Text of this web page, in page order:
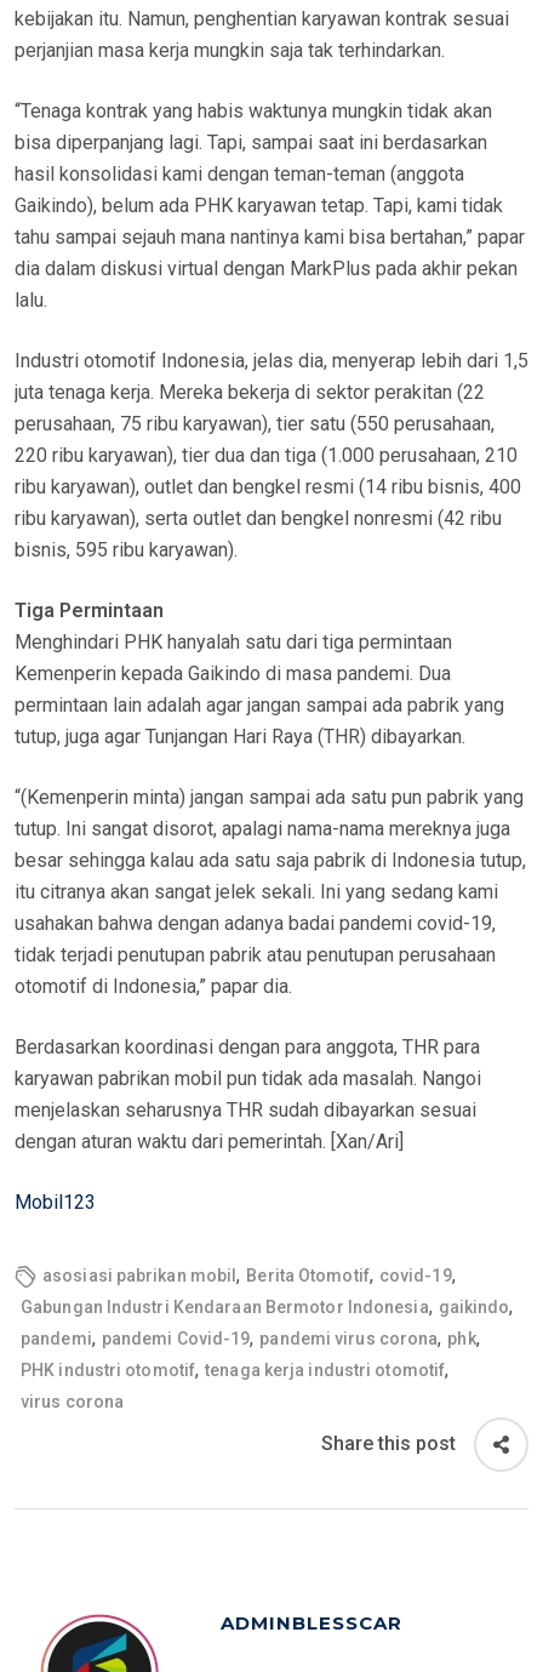
kebijakan itu. Namun, penghentian karyawan kontrak sesuai
perjanjian masa kerja mungkin saja tak terhindarkan.
“Tenaga kontrak yang habis waktunya mungkin tidak akan
bisa diperpanjang lagi. Tapi, sampai saat ini berdasarkan
hasil konsolidasi kami dengan teman-teman (anggota
Gaikindo), belum ada PHK karyawan tetap. Tapi, kami tidak
tahu sampai sejauh mana nantinya kami bisa bertahan,” papar
dia dalam diskusi virtual dengan MarkPlus pada akhir pekan
lalu.
Industri otomotif Indonesia, jelas dia, menyerap lebih dari 1,5
juta tenaga kerja. Mereka bekerja di sektor perakitan (22
perusahaan, 75 ribu karyawan), tier satu (550 perusahaan,
220 ribu karyawan), tier dua dan tiga (1.000 perusahaan, 210
ribu karyawan), outlet dan bengkel resmi (14 ribu bisnis, 400
ribu karyawan), serta outlet dan bengkel nonresmi (42 ribu
bisnis, 595 ribu karyawan).
Tiga Permintaan
Menghindari PHK hanyalah satu dari tiga permintaan
Kemenperin kepada Gaikindo di masa pandemi. Dua
permintaan lain adalah agar jangan sampai ada pabrik yang
tutup, juga agar Tunjangan Hari Raya (THR) dibayarkan.
“(Kemenperin minta) jangan sampai ada satu pun pabrik yang
tutup. Ini sangat disorot, apalagi nama-nama mereknya juga
besar sehingga kalau ada satu saja pabrik di Indonesia tutup,
itu citranya akan sangat jelek sekali. Ini yang sedang kami
usahakan bahwa dengan adanya badai pandemi covid-19,
tidak terjadi penutupan pabrik atau penutupan perusahaan
otomotif di Indonesia,” papar dia.
Berdasarkan koordinasi dengan para anggota, THR para
karyawan pabrikan mobil pun tidak ada masalah. Nangoi
menjelaskan seharusnya THR sudah dibayarkan sesuai
dengan aturan waktu dari pemerintah. [Xan/Ari]
Mobil123
asosiasi pabrikan mobil, Berita Otomotif, covid-19,
Gabungan Industri Kendaraan Bermotor Indonesia, gaikindo,
pandemi, pandemi Covid-19, pandemi virus corona, phk,
PHK industri otomotif, tenaga kerja industri otomotif,
virus corona
Share this post
ADMINBLESSCAR